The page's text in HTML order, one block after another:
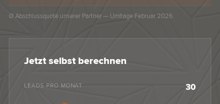
Ø Abschlussquote unserer Partner — Umfrage Februar 2026.
Jetzt selbst berechnen
LEADS PRO MONAT 30